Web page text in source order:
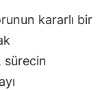
kararlı bir
sürecin